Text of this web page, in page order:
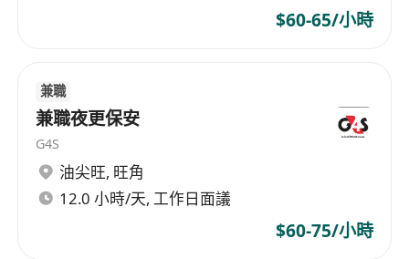
有倉務、物流或零售相關經驗者優先考慮，無經
全守則
福利
提供具競爭力的時薪報酬
工作時間集中於深夜至清晨，適合尋求彈性工時
之求職者
$60-65/小時
兼職
兼職夜更保安
G4S
油尖旺, 旺角
12.0 小時/天, 工作日面議
$60-75/小時